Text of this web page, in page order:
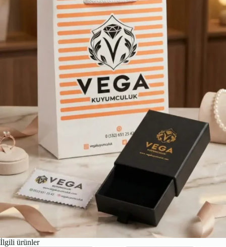
İlgili ürünler